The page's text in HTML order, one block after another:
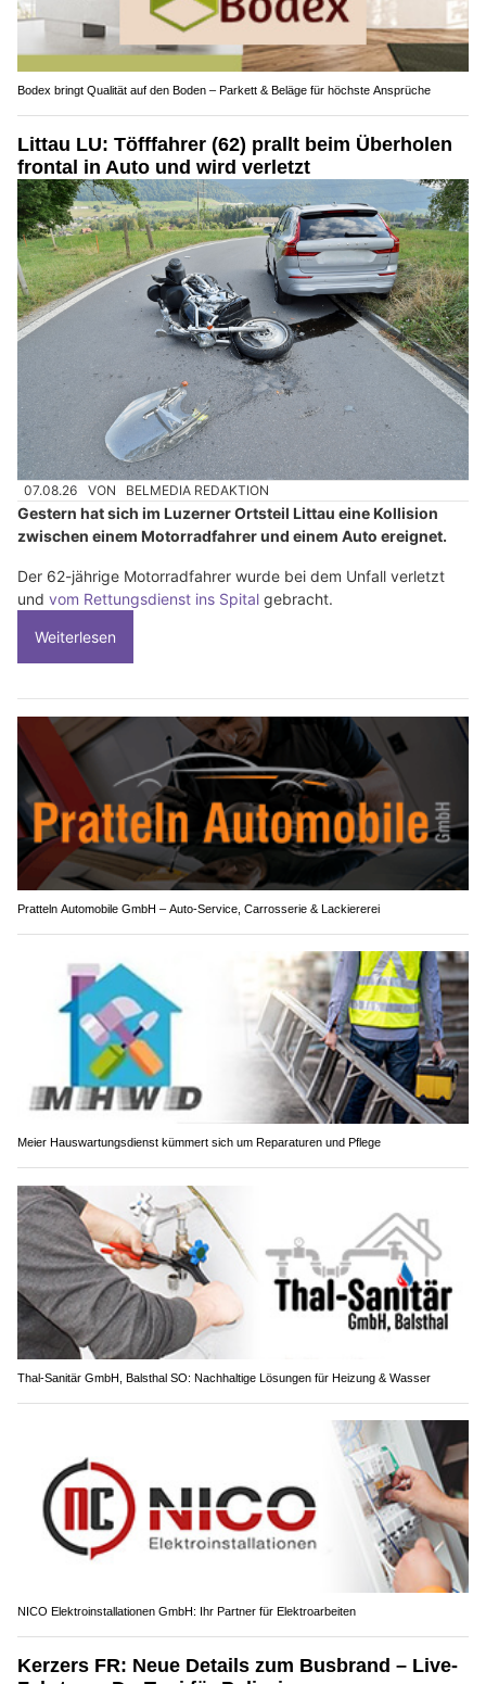
Bodex bringt Qualität auf den Boden – Parkett & Beläge für höchste Ansprüche
Littau LU: Töfffahrer (62) prallt beim Überholen
frontal in Auto und wird verletzt
07.08.26 VON BELMEDIA REDAKTION
Gestern hat sich im Luzerner Ortsteil Littau eine Kollision
zwischen einem Motorradfahrer und einem Auto ereignet.
Der 62-jährige Motorradfahrer wurde bei dem Unfall verletzt
und vom Rettungsdienst ins Spital gebracht.
Weiterlesen
Pratteln Automobile GmbH – Auto-Service, Carrosserie & Lackiererei
Meier Hauswartungsdienst kümmert sich um Reparaturen und Pflege
Thal-Sanitär GmbH, Balsthal SO: Nachhaltige Lösungen für Heizung & Wasser
NICO Elektroinstallationen GmbH: Ihr Partner für Elektroarbeiten
Kerzers FR: Neue Details zum Busbrand – Live-